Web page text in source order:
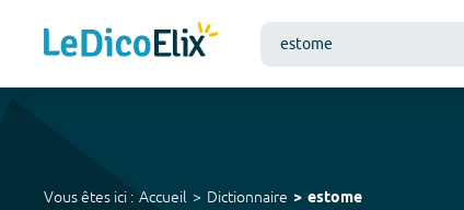
Vous êtes ici : Accueil Dictionnaire estome